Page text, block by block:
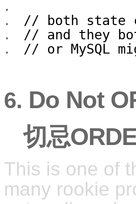
// both state
// and they
// or MySQL
6. Do Not
切忌
This is one of
many rookie